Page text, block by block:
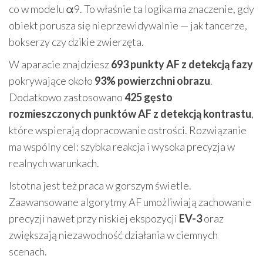
co w modelu α9. To właśnie ta logika ma znaczenie, gdy
obiekt porusza się nieprzewidywalnie — jak tancerze,
bokserzy czy dzikie zwierzęta.
W aparacie znajdziesz693 punkty AF z detekcją fazy
pokrywające około 93% powierzchni obrazu.
Dodatkowo zastosowano425 gęsto
rozmieszczonych punktów AF z detekcją kontrastu,
które wspierają dopracowanie ostrości. Rozwiązanie
ma wspólny cel: szybka reakcja i wysoka precyzja w
realnych warunkach.
Istotna jest też praca w gorszym świetle.
Zaawansowane algorytmy AF umożliwiają zachowanie
precyzji nawet przy niskiej ekspozycji EV-3oraz
zwiększają niezawodność działania w ciemnych
scenach.